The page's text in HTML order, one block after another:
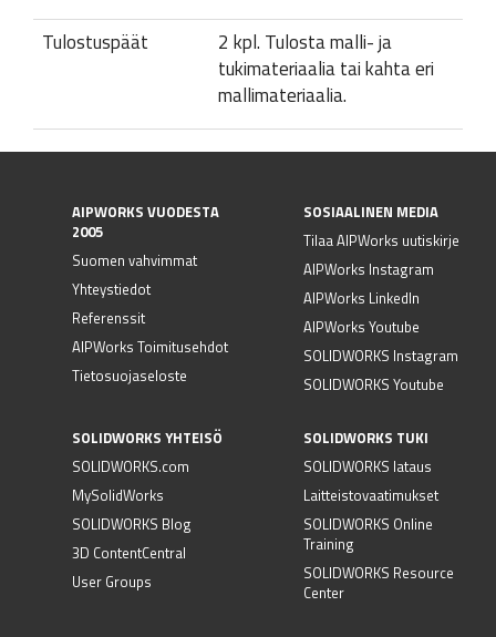
Tulostuspäät
2 kpl. Tulosta malli- ja
tukimateriaalia tai kahta eri
mallimateriaalia.
AIPWORKS VUODESTA
2005
Suomen vahvimmat
Yhteystiedot
Referenssit
AIPWorks Toimitusehdot
Tietosuojaseloste
SOSIAALINEN MEDIA
Tilaa AIPWorks uutiskirje
AIPWorks Instagram
AIPWorks LinkedIn
AIPWorks Youtube
SOLIDWORKS Instagram
SOLIDWORKS Youtube
SOLIDWORKS YHTEISÖ
SOLIDWORKS.com
MySolidWorks
SOLIDWORKS Blog
3D ContentCentral
User Groups
SOLIDWORKS TUKI
SOLIDWORKS lataus
Laitteistovaatimukset
SOLIDWORKS Online
Training
SOLIDWORKS Resource
Center